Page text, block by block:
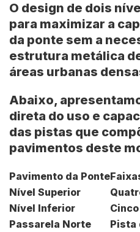
O design de dois
para maximizar a
da ponte sem a
estrutura metálica
áreas urbanas
Abaixo,
direta do uso e
das pistas que
pavimentos deste
Pavimento da Ponte
Nível Superior
Nível Inferior
Passarela Norte
Pista